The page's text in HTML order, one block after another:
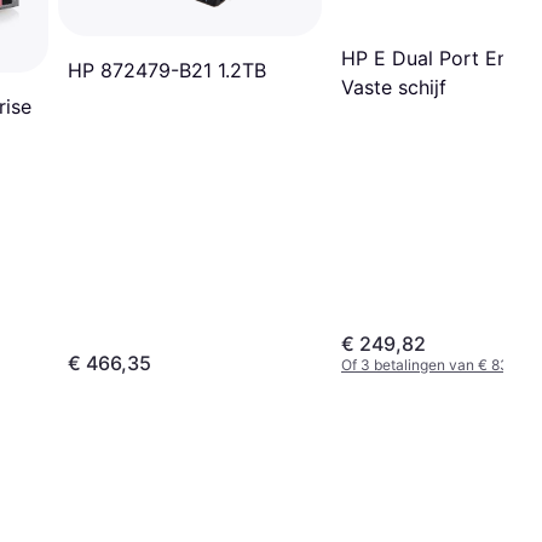
HP 872479-B21 1.2TB
€ 466,35
HP E Dual Port
Vaste schijf
€ 249,82
Of 3 betalingen van € 83,27/